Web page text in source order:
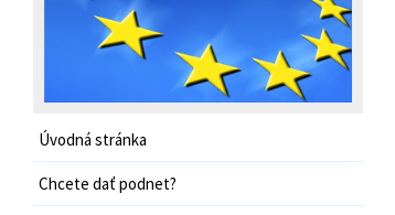
Úvodná stránka
Chcete dať podnet?